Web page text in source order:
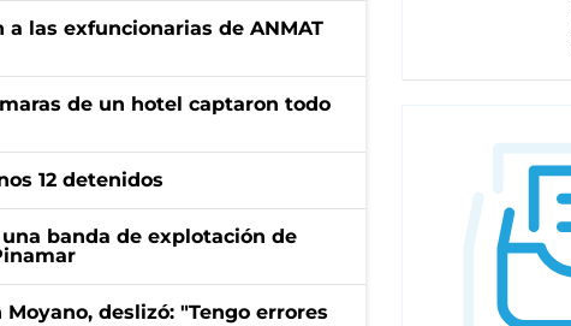
las exfuncionarias de ANMAT
de un hotel captaron todo
12 detenidos
banda de explotación de
deslizó: "Tengo errores